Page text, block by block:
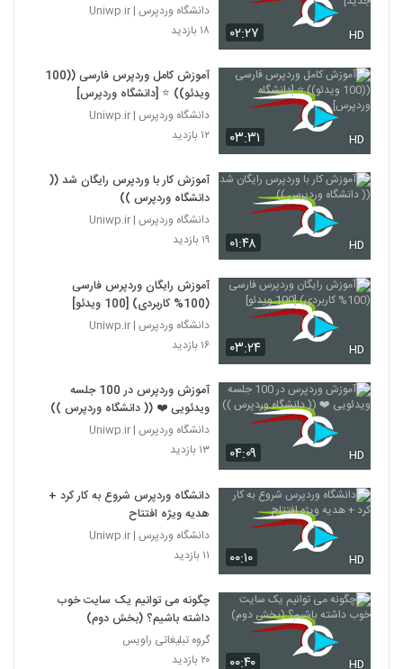
۰۲:۲۷ HD
دانشگاه وردپرس | Uniwp.ir
۱۸ بازدید
۰۳:۳۱ HD
آموزش کامل وردپرس فارسی ((100
ویدئو)) ⭐ [دانشگاه وردپرس]
دانشگاه وردپرس | Uniwp.ir
۱۲ بازدید
۰۱:۴۸ HD
آموزش کار با وردپرس رایگان شد ((
دانشگاه وردپرس ))
دانشگاه وردپرس | Uniwp.ir
۱۹ بازدید
۰۳:۲۴ HD
آموزش رایگان وردپرس فارسی
(100% کاربردی) [100 ویدئو]
دانشگاه وردپرس | Uniwp.ir
۱۶ بازدید
۰۴:۰۹ HD
آموزش وردپرس در 100 جلسه
ویدئویی ❤️ (( دانشگاه وردپرس ))
دانشگاه وردپرس | Uniwp.ir
۱۳ بازدید
۰۰:۱۰ HD
دانشگاه وردپرس شروع به کار کرد +
هدیه ویژه افتتاح
دانشگاه وردپرس | Uniwp.ir
۱۱ بازدید
۰۰:۴۰ HD
چگونه می توانیم یک سایت خوب
داشته باشیم؟ (بخش دوم)
گروه تبلیغاتی راویس
۲۰ بازدید